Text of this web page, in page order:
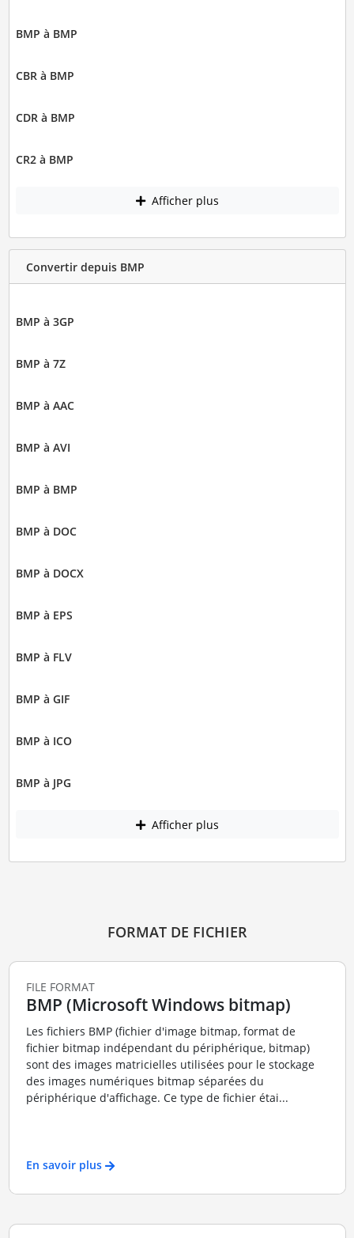
BMP à BMP
CBR à BMP
CDR à BMP
CR2 à BMP
Afficher plus
Convertir depuis BMP
BMP à 3GP
BMP à 7Z
BMP à AAC
BMP à AVI
BMP à BMP
BMP à DOC
BMP à DOCX
BMP à EPS
BMP à FLV
BMP à GIF
BMP à ICO
BMP à JPG
Afficher plus
FORMAT DE FICHIER
FILE FORMAT
BMP (Microsoft Windows bitmap)
Les fichiers BMP (fichier d'image bitmap, format de
fichier bitmap indépendant du périphérique, bitmap)
sont des images matricielles utilisées pour le stockage
des images numériques bitmap séparées du
périphérique d'affichage. Ce type de fichier étai...
En savoir plus